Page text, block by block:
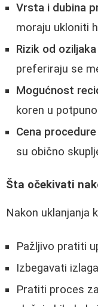
Vrsta i dubina
moraju ukloniti
Rizik od oziljaka
preferiraju se
Mogućnost
koren u
Cena procedure
su obično
Šta očekivati
Nakon uklanjanja
Pažljivo pratiti
Izbegavati
Pratiti proces